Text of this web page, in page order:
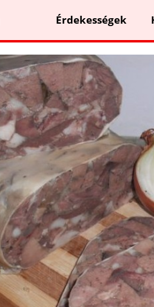
Érdekességek